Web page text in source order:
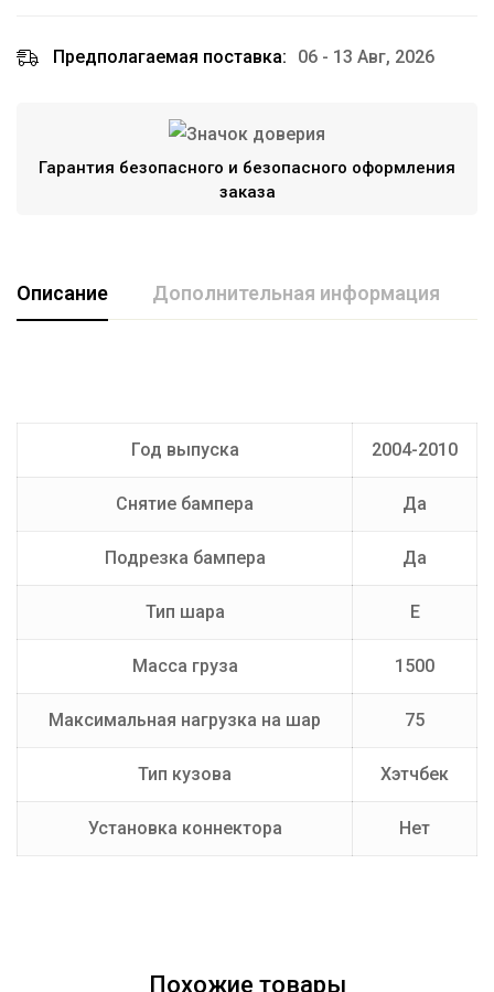
Предполагаемая поставка: 06 - 13 Авг, 2026
Гарантия безопасного и безопасного оформления
заказа
Описание Дополнительная информация
Год выпуска 2004-2010
Снятие бампера Да
Подрезка бампера Да
Тип шара E
Масса груза 1500
Максимальная нагрузка на шар 75
Тип кузова Хэтчбек
Установка коннектора Нет
Производитель
E
Похожие товары